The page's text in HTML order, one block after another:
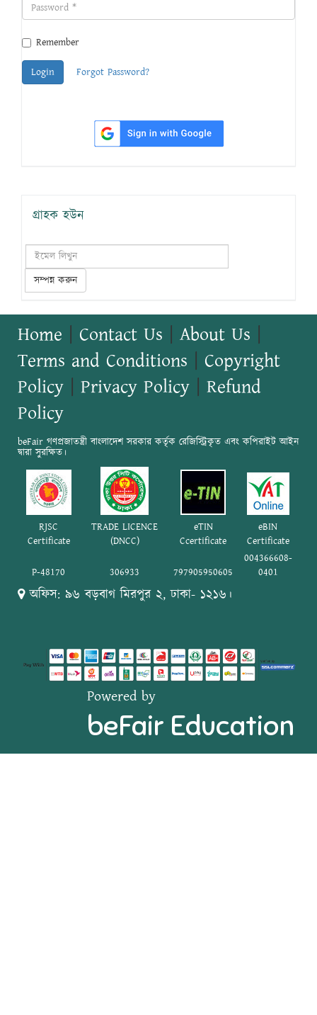
Remember
Login Forgot Password?
গ্রাহক হউন
সম্পন্ন করুন
Home Contact Us About Us
Terms and Conditions
Copyright
Policy
Privacy Policy
Refund
Policy
beFair গণপ্রজাতন্ত্রী বাংলাদেশ সরকার কর্তৃক রেজিস্ট্রিকৃত এবং কপিরাইট আইন
দ্বারা সুরক্ষিত।
RJSC
Certificate
TRADE LICENCE
(DNCC)
eTIN
Ccertificate
eBIN
Certificate
P-48170 306933 797905950605
004366608-
0401
অফিস: ৯৬ বড়বাগ মিরপুর ২, ঢাকা- ১২১৬।
Powered by
beFair Education